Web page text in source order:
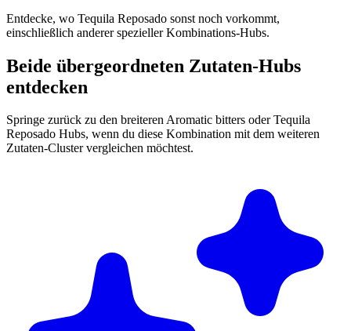
Entdecke, wo Tequila Reposado sonst noch vorkommt,
einschließlich anderer spezieller Kombinations-Hubs.
Beide übergeordneten Zutaten-Hubs
entdecken
Springe zurück zu den breiteren Aromatic bitters oder Tequila
Reposado Hubs, wenn du diese Kombination mit dem weiteren
Zutaten-Cluster vergleichen möchtest.